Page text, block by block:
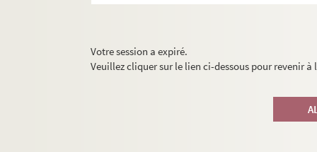
Votre session a expiré.
Veuillez cliquer sur le lien ci-dessous pour revenir